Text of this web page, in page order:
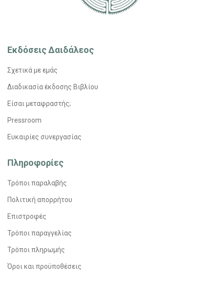
Εκδόσεις Δαιδάλεος
Σχετικά με εμάς
Διαδικασία έκδοσης Βιβλίου
Είσαι μεταφραστής;
Pressroom
Ευκαιρίες συνεργασίας
Πληροφορίες
Τρόποι παραλαβής
Πολιτική απορρήτου
Επιστροφές
Τρόποι παραγγελίας
Τρόποι πληρωμής
Όροι και προϋποθέσεις